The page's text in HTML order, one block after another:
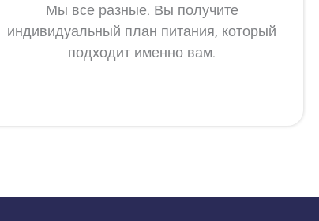
Мы все разные. Вы получите
индивидуальный план питания, который
подходит именно вам.